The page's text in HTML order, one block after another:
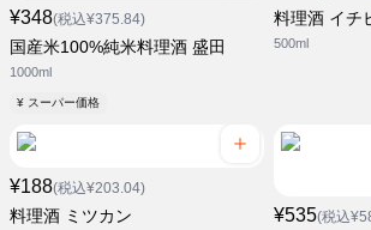
¥348(税込¥375.84)
国産米100%純米料理酒 盛田
1000ml
¥ スーパー価格
料理酒 イチ
500ml
¥188(税込¥203.04)
料理酒 ミツカン ¥535(税込